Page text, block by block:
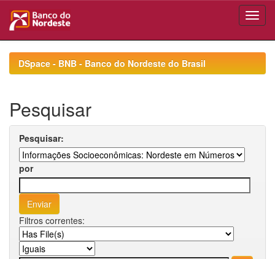
navigationDSpace - BNB - Banco do Nordeste do Brasil
Pesquisar
Pesquisar:
por
Filtros correntes: